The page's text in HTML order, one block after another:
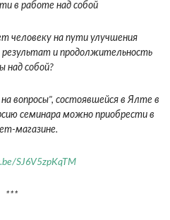
в работе над собой
человеку на пути улучшения
и продолжительность
над собой?
вопросы", состоявшейся в Ялте в
семинара можно приобрести в
магазине.
SJ6V5zpKqTM
***